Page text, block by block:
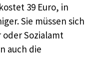
39 Euro, in
Sie müssen sich
Sozialamt
auch die